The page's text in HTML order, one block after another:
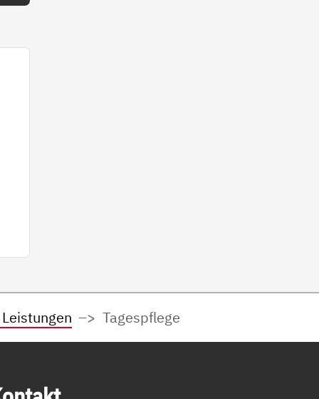
Tagespflege